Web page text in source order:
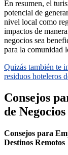
En resumen, el
potencial de
nivel local como
impactos de
negocios sea
para la comunidad
Quizás también te
residuos hoteleros
Consejos
de
Consejos para
Destinos Remotos